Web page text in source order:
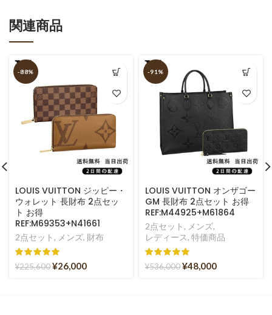
関連商品
-88%
LOUIS VUITTON ジッピー・
ウォレット 長財布 2点セッ
ト お得
REF:M69353+N41661
2点セット, メンズ, 財布
¥225,600¥26,000
-91%
LOUIS VUITTON オンザゴー
GM 長財布 2点セット お得
REF:M44925+M61864
2点セット, メンズ,
レディース, 特価商品
¥536,000¥48,000